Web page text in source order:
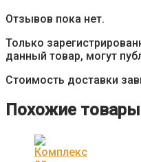
Отзывов пока нет.
Только
данный товар, могут
Стоимость доставки
Похожие товары